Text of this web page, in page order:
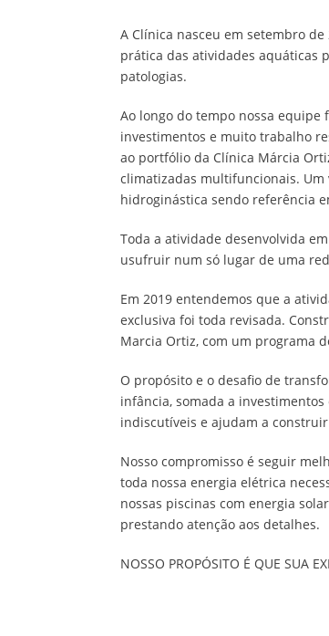
A Clínica nasceu em setembro
prática das atividades aquáticas
patologias.
Ao longo do tempo nossa
investimentos e muito trabalho
ao portfólio da Clínica Márcia
climatizadas multifuncionais.
hidroginástica sendo referência
Toda a atividade desenvolvida
usufruir num só lugar de uma
Em 2019 entendemos que a
exclusiva foi toda revisada.
Marcia Ortiz, com um programa
O propósito e o desafio de
infância, somada a
indiscutíveis e ajudam a
Nosso compromisso é seguir
toda nossa energia elétrica
nossas piscinas com energia
prestando atenção aos detalhes.
NOSSO PROPÓSITO É QUE SUA